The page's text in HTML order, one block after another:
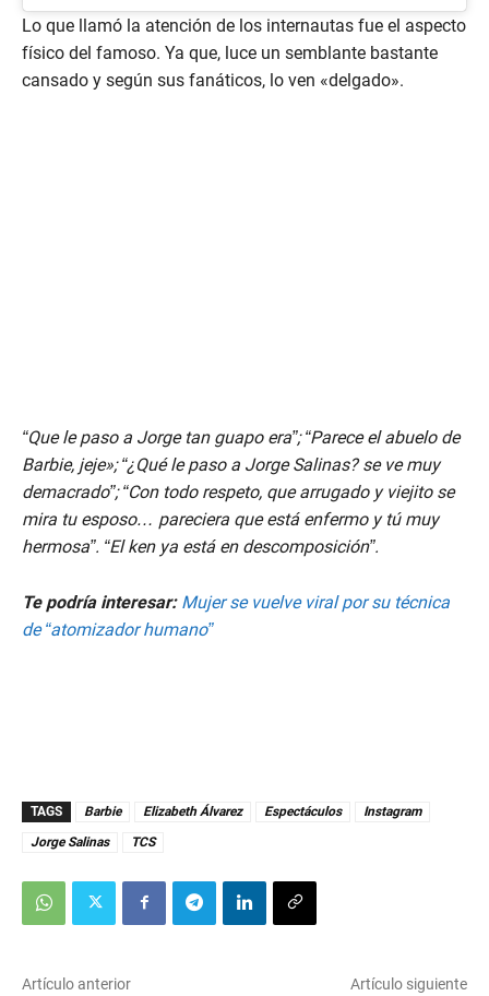
Lo que llamó la atención de los internautas fue el aspecto
físico del famoso. Ya que, luce un semblante bastante
cansado y según sus fanáticos, lo ven «delgado».
“Que le paso a Jorge tan guapo era”; “Parece el abuelo de
Barbie, jeje»; “¿Qué le paso a Jorge Salinas? se ve muy
demacrado”; “Con todo respeto, que arrugado y viejito se
mira tu esposo… pareciera que está enfermo y tú muy
hermosa”. “El ken ya está en descomposición”.
Te podría interesar: Mujer se vuelve viral por su técnica
de “atomizador humano”
TAGS Barbie Elizabeth Álvarez Espectáculos
Instagram
Jorge Salinas
TCS
Artículo anterior Artículo siguiente